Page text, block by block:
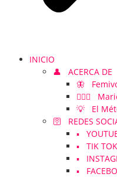
INICIO
👤 ACERCA DE
🦋
👱🏻‍♀️
💡 El
🛜 REDES
▪️
▪️ TIK TOK
▪️
▪️